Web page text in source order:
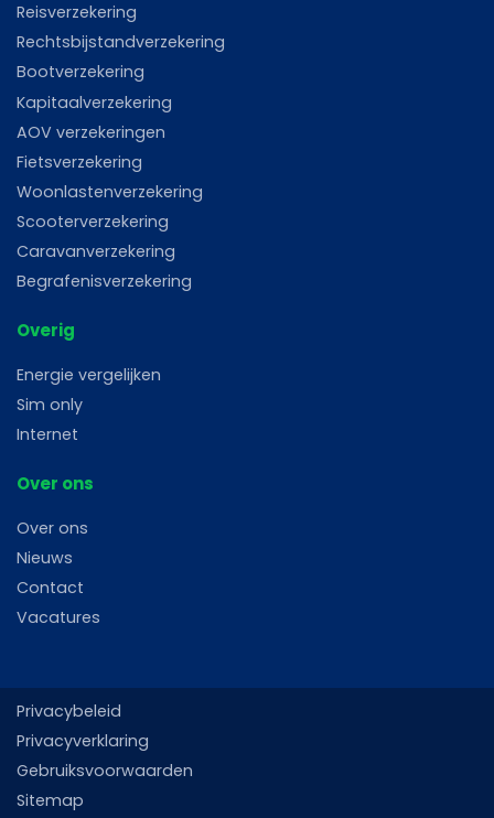
Reisverzekering
Rechtsbijstandverzekering
Bootverzekering
Kapitaalverzekering
AOV verzekeringen
Fietsverzekering
Woonlastenverzekering
Scooterverzekering
Caravanverzekering
Begrafenisverzekering
Overig
Energie vergelijken
Sim only
Internet
Over ons
Over ons
Nieuws
Contact
Vacatures
Privacybeleid
Privacyverklaring
Gebruiksvoorwaarden
Sitemap